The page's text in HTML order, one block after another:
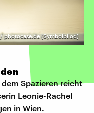
photocase.de (Symbolbilod)
Spazieren reicht
Leonie-Rachel
in Wien.